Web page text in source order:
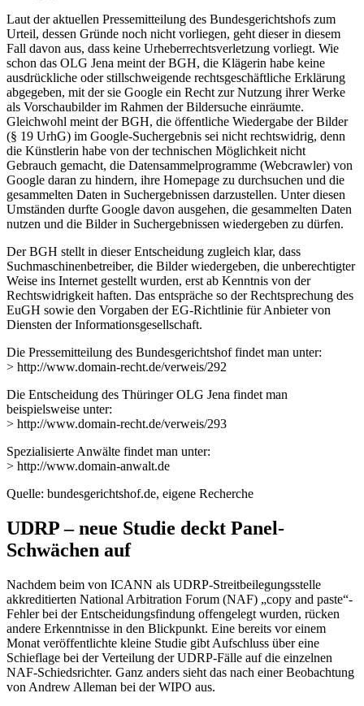
Laut der aktuellen Pressemitteilung des Bundesgerichtshofs zum
Urteil, dessen Gründe noch nicht vorliegen, geht dieser in diesem
Fall davon aus, dass keine Urheberrechtsverletzung vorliegt. Wie
schon das OLG Jena meint der BGH, die Klägerin habe keine
ausdrückliche oder stillschweigende rechtsgeschäftliche Erklärung
abgegeben, mit der sie Google ein Recht zur Nutzung ihrer Werke
als Vorschaubilder im Rahmen der Bildersuche einräumte.
Gleichwohl meint der BGH, die öffentliche Wiedergabe der Bilder
(§ 19 UrhG) im Google-Suchergebnis sei nicht rechtswidrig, denn
die Künstlerin habe von der technischen Möglichkeit nicht
Gebrauch gemacht, die Datensammelprogramme (Webcrawler) von
Google daran zu hindern, ihre Homepage zu durchsuchen und die
gesammelten Daten in Suchergebnissen darzustellen. Unter diesen
Umständen durfte Google davon ausgehen, die gesammelten Daten
nutzen und die Bilder in Suchergebnissen wiedergeben zu dürfen.
Der BGH stellt in dieser Entscheidung zugleich klar, dass
Suchmaschinenbetreiber, die Bilder wiedergeben, die unberechtigter
Weise ins Internet gestellt wurden, erst ab Kenntnis von der
Rechtswidrigkeit haften. Das entspräche so der Rechtsprechung des
EuGH sowie den Vorgaben der EG-Richtlinie für Anbieter von
Diensten der Informationsgesellschaft.
Die Pressemitteilung des Bundesgerichtshof findet man unter:
> http://www.domain-recht.de/verweis/292
Die Entscheidung des Thüringer OLG Jena findet man
beispielsweise unter:
> http://www.domain-recht.de/verweis/293
Spezialisierte Anwälte findet man unter:
> http://www.domain-anwalt.de
Quelle: bundesgerichtshof.de, eigene Recherche
UDRP – neue Studie deckt Panel-
Schwächen auf
Nachdem beim von ICANN als UDRP-Streitbeilegungsstelle
akkreditierten National Arbitration Forum (NAF) „copy and paste“-
Fehler bei der Entscheidungsfindung offengelegt wurden, rücken
andere Erkenntnisse in den Blickpunkt. Eine bereits vor einem
Monat veröffentlichte kleine Studie gibt Aufschluss über eine
Schieflage bei der Verteilung der UDRP-Fälle auf die einzelnen
NAF-Schiedsrichter. Ganz anders sieht das nach einer Beobachtung
von Andrew Alleman bei der WIPO aus.